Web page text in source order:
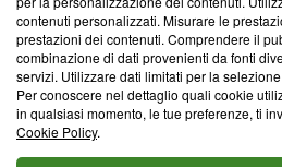
Informativa Privacy
Cookie Policy
Blasting SA, IDI CHE-247.845.224,
Lugano (Svizzera) Tel:+39
© 2026 Blasting News
contenuti personalizzati. Misurare le
prestazioni dei contenuti. Comprendere il
combinazione di dati provenienti da fonti
servizi. Utilizzare dati limitati per la
Per conoscere nel dettaglio quali cookie
in qualsiasi momento, le tue preferenze, ti
Cookie Policy.